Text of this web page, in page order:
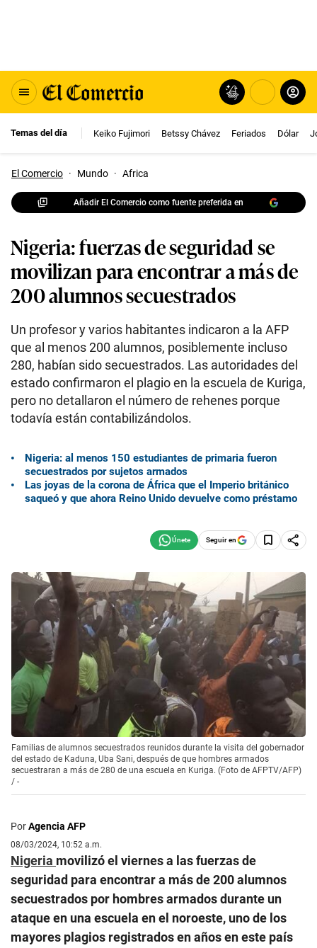
Temas del día Keiko Fujimori Betssy Chávez Feriados Dólar
El Comercio · Mundo · Africa
Añadir El Comercio como fuente preferida en
Nigeria: fuerzas de seguridad se
movilizan para encontrar a más de
200 alumnos secuestrados
Un profesor y varios habitantes indicaron a la AFP
que al menos 200 alumnos, posiblemente incluso
280, habían sido secuestrados. Las autoridades del
estado confirmaron el plagio en la escuela de Kuriga,
pero no detallaron el número de rehenes porque
todavía están contabilizándolos.
Nigeria: al menos 150 estudiantes de primaria fueron
secuestrados por sujetos armados
Las joyas de la corona de África que el Imperio británico
saqueó y que ahora Reino Unido devuelve como préstamo
Seguir en
Familias de alumnos secuestrados reunidos durante la visita del gobernador
del estado de Kaduna, Uba Sani, después de que hombres armados
secuestraran a más de 280 de una escuela en Kuriga. (Foto de AFPTV/AFP)
/ -
PorAgencia AFP
08/03/2024, 10:52 a.m.
Nigeria movilizó el viernes a las fuerzas de
seguridad para encontrar a más de 200 alumnos
secuestrados por hombres armados durante un
ataque en una escuela en el noroeste, uno de los
mayores plagios registrados en años en este país